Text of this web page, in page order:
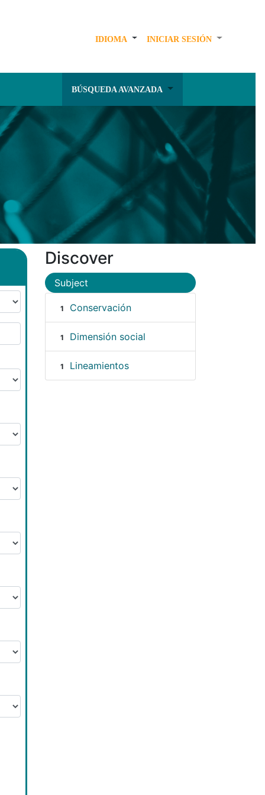
IDIOMA INICIAR SESIÓN
BÚSQUEDA AVANZADA
Discover
Subject
1 Conservación
1 Dimensión social
1 Lineamientos